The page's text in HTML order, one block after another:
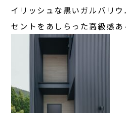
イリッシュな黒いガルバリ
セントをあしらった高級感あ